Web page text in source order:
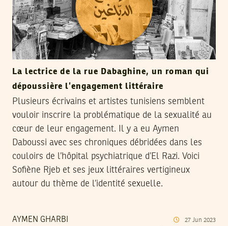
La lectrice de la rue Dabaghine, un roman qui
dépoussière l’engagement littéraire
Plusieurs écrivains et artistes tunisiens semblent
vouloir inscrire la problématique de la sexualité au
cœur de leur engagement. Il y a eu Aymen
Daboussi avec ses chroniques débridées dans les
couloirs de l’hôpital psychiatrique d’El Razi. Voici
Sofiène Rjeb et ses jeux littéraires vertigineux
autour du thème de l’identité sexuelle.
AYMEN GHARBI 27 Jun 2023